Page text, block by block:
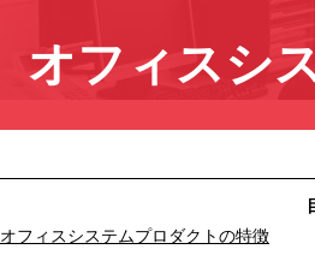
オフィスシ
オフィスシステムプロダクトの特徴